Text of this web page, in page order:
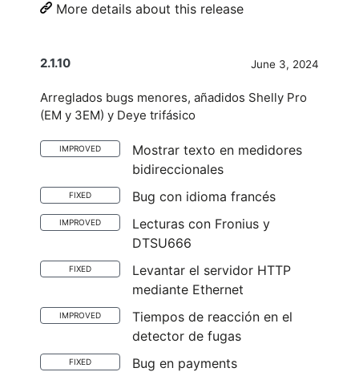
More details about this release
2.1.10 June 3, 2024
Arreglados bugs menores, añadidos Shelly Pro
(EM y 3EM) y Deye trifásico
IMPROVED
Mostrar texto en medidores
bidireccionales
FIXED Bug con idioma francés
IMPROVED
Lecturas con Fronius y
DTSU666
FIXED
Levantar el servidor HTTP
mediante Ethernet
IMPROVED
Tiempos de reacción en el
detector de fugas
FIXED Bug en payments